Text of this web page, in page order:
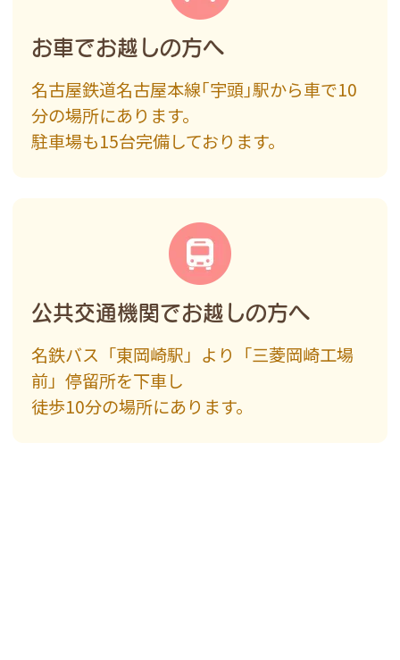
お車でお越しの方へ
名古屋鉄道名古屋本線｢宇頭｣駅から車で10
分の場所にあります。
駐車場も15台完備しております。
公共交通機関でお越しの方へ
名鉄バス「東岡崎駅」より 「三菱岡崎工場
前」停留所を下車し
徒歩10分の場所にあります。